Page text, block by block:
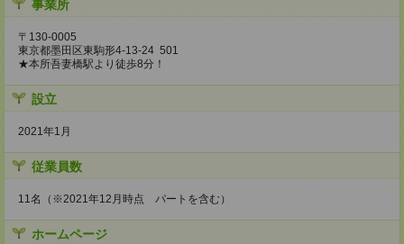
事業所
〒130-0005
東京都墨田区東駒形4-13-24 501
★本所吾妻橋駅より徒歩8分！
設立
2021年1月
従業員数
11名（※2021年12月時点 パートを含む）
ホームページ